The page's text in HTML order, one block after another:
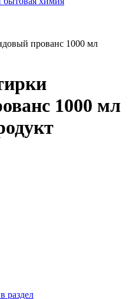
прованс 1000 мл
1000 мл